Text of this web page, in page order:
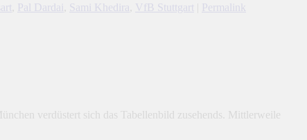
Pal Dardai Sami Khedira VfB Stuttgart
Permalink
verdüstert sich das Tabellenbild zusehends. Mittlerweile